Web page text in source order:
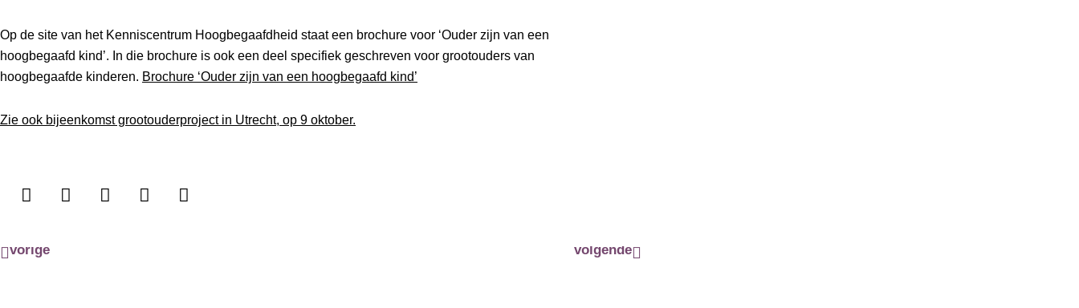
Op de site van het Kenniscentrum Hoogbegaafdheid staat een brochure voor ‘Ouder zijn van een
hoogbegaafd kind’. In die brochure is ook een deel specifiek geschreven voor grootouders van
hoogbegaafde kinderen. Brochure ‘Ouder zijn van een hoogbegaafd kind’
Zie ook bijeenkomst grootouderproject in Utrecht, op 9 oktober.
vorige volgende